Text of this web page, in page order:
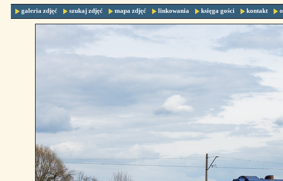
galeria zdjęć szukaj zdjęć mapa zdjęć linkowania księga gości kontakt